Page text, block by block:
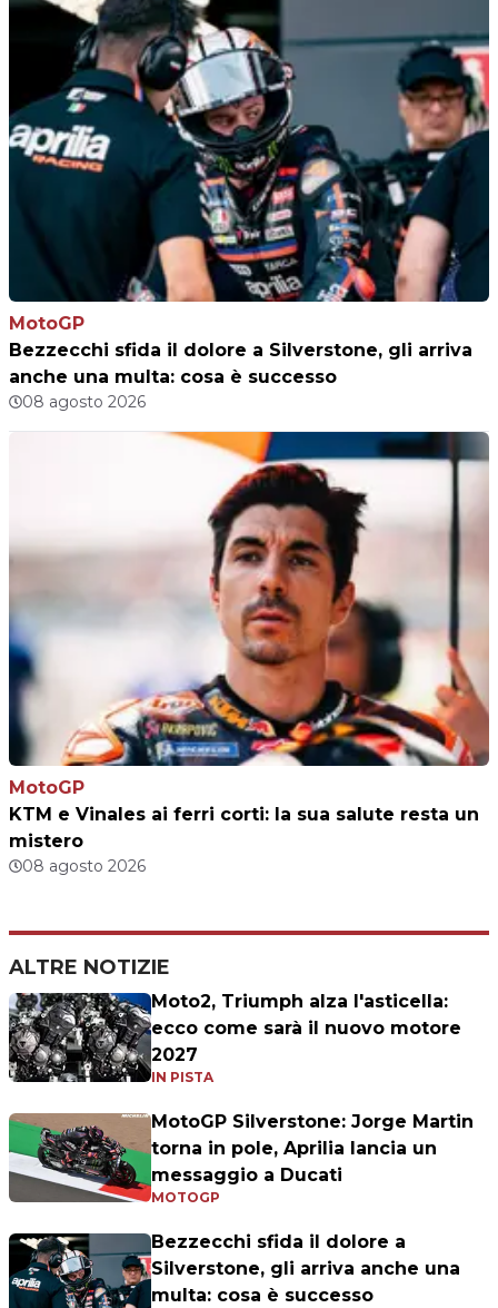
MotoGP
Bezzecchi sfida il dolore a Silverstone, gli arriva
anche una multa: cosa è successo
08 agosto 2026
MotoGP
KTM e Vinales ai ferri corti: la sua salute resta un
mistero
08 agosto 2026
ALTRE NOTIZIE
Moto2, Triumph alza l'asticella:
ecco come sarà il nuovo motore
2027
IN PISTA
MotoGP Silverstone: Jorge Martin
torna in pole, Aprilia lancia un
messaggio a Ducati
MOTOGP
Bezzecchi sfida il dolore a
Silverstone, gli arriva anche una
multa: cosa è successo